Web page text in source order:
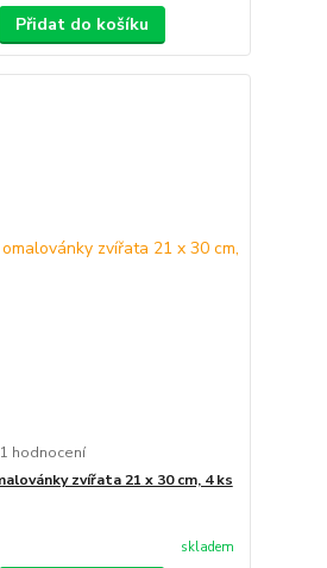
Přidat do košíku
1 hodnocení
zvířata 21 x 30 cm, 4 ks
skladem